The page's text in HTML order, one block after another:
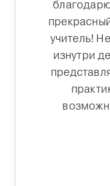
учитель!
изнутри